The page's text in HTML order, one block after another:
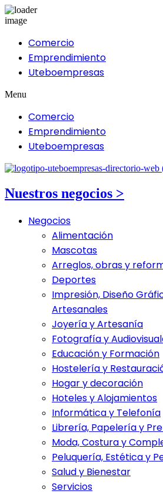
Comercio
Emprendimiento
Uteboempresas
Menu
Comercio
Emprendimiento
Uteboempresas
Nuestros negocios >
Negocios
Alimentación
Mascotas
Arreglos, obras y
Deportes
Impresión, Diseño
Artesanales
Joyería y Artesanía
Fotografía y
Educación y Formación
Hostelería y
Hogar y decoración
Hoteles y Alojamientos
Informática y Telefonía
Librería, Papelería y
Moda, Costura y
Peluquería, Estética y
Salud y Bienestar
Servicios